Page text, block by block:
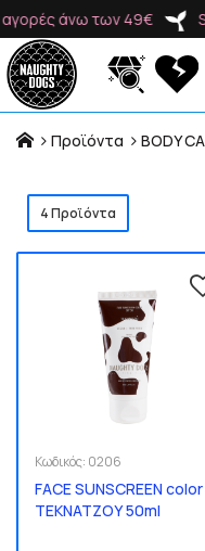
άνω των 49€ Super
Προϊόντα
Προϊόντα BODY
4 Προϊόντα
Κωδικός: 0206
FACE SUNSCREEN color
ΤΕΚΝΑΤΖΟΥ 50ml